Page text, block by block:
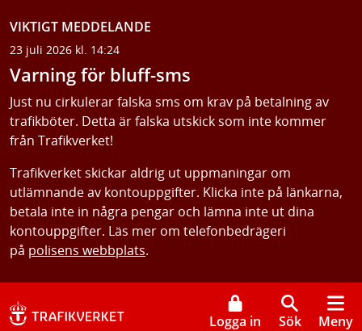
VIKTIGT MEDDELANDE
23 juli 2026 kl. 14:24
Varning för bluff-sms
Just nu cirkulerar falska sms om krav på betalning av
trafikböter. Detta är falska utskick som inte kommer
från Trafikverket!
Trafikverket skickar aldrig ut uppmaningar om
utlämnande av kontouppgifter. Klicka inte på länkarna,
betala inte in några pengar och lämna inte ut dina
kontouppgifter. Läs mer om telefonbedrägeri
på polisens webbplats.
Logga in Sök Meny